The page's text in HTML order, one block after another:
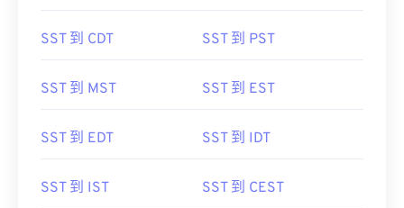
SST 到 CDT SST 到 PST
SST 到 MST SST 到 EST
SST 到 EDT SST 到 IDT
SST 到 IST SST 到 CEST